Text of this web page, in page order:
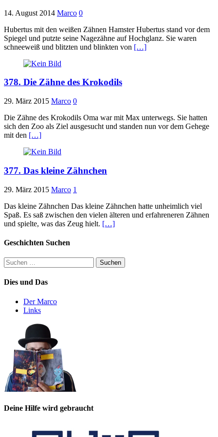
14. August 2014 Marco 0
Hubertus mit den weißen Zähnen Hamster Hubertus stand vor dem
Spiegel und putzte seine Nagezähne auf Hochglanz. Sie waren
schneeweiß und blitzten und blinkten von […]
378. Die Zähne des Krokodils
29. März 2015 Marco 0
Die Zähne des Krokodils Oma war mit Max unterwegs. Sie hatten
sich den Zoo als Ziel ausgesucht und standen nun vor dem Gehege
mit den […]
377. Das kleine Zähnchen
29. März 2015 Marco 1
Das kleine Zähnchen Das kleine Zähnchen hatte unheimlich viel
Spaß. Es saß zwischen den vielen älteren und erfahreneren Zähnen
und spielte, was das Zeug hielt. […]
Geschichten Suchen
Suchen
nach:
Dies und Das
Der Marco
Links
Deine Hilfe wird gebraucht